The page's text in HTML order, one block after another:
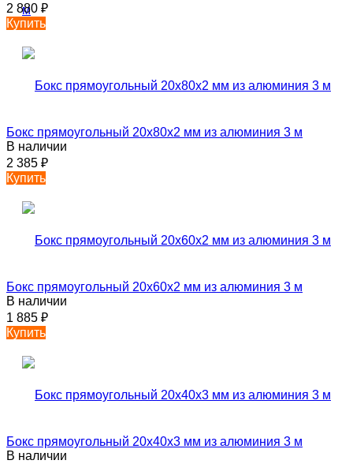
2 880 ₽
Купить
Бокс прямоугольный 20х80х2 мм из алюминия 3 м
В наличии
2 385 ₽
Купить
Бокс прямоугольный 20х60х2 мм из алюминия 3 м
В наличии
1 885 ₽
Купить
Бокс прямоугольный 20х40х3 мм из алюминия 3 м
В наличии